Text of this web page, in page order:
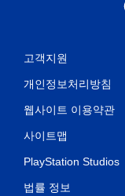
고객지원
개인정보처리방침
웹사이트 이용약관
사이트맵
PlayStation Studios
법률 정보